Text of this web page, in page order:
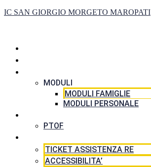
IC SAN GIORGIO MORGETO MAROPATI
MODULI
MODULI FAMIGLIE
MODULI PERSONALE
PTOF
TICKET ASSISTENZA RE
ACCESSIBILITA’